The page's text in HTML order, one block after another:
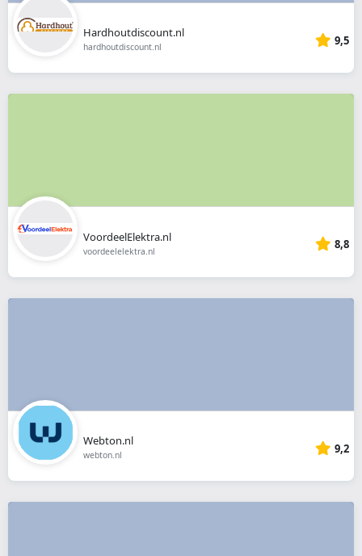
Hardhoutdiscount.nl
hardhoutdiscount.nl 9,5
VoordeelElektra.nl
voordeelelektra.nl 8,8
Webton.nl
webton.nl 9,2